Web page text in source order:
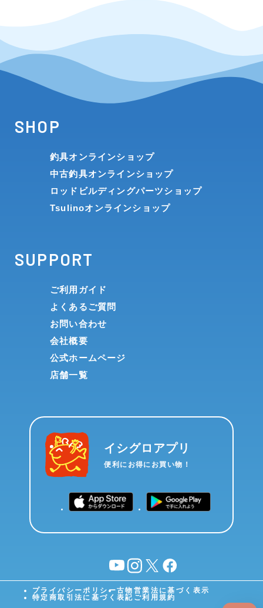
SHOP
釣具オンラインショップ
中古釣具オンラインショップ
ロッドビルディングパーツショップ
Tsulinoオンラインショップ
SUPPORT
ご利用ガイド
よくあるご質問
お問い合わせ
会社概要
公式ホームページ
店舗一覧
イシグロアプリ
便利にお得にお買い物！
YouTubeinstagram
X facebook
プライバシーポリシー古物営業法に基づく表示
特定商取引法に基づく表記 ご利用規約